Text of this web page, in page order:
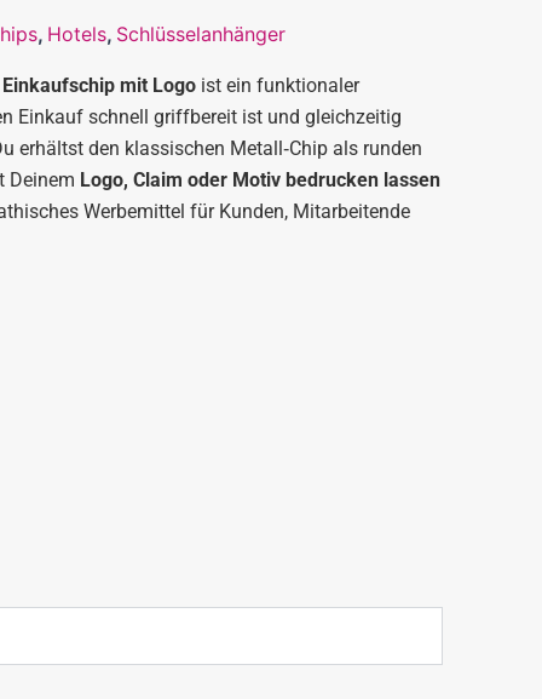
, Hotels, Schlüsselanhänger
mit Logo ist ein funktionaler
Einkauf schnell griffbereit ist und gleichzeitig
erhältst den klassischen Metall‑Chip als runden
Deinem Logo, Claim oder Motiv bedrucken lassen
Werbemittel für Kunden, Mitarbeitende